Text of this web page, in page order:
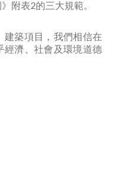
附表2的三大規範。
建築項目，我們相信在
經濟、社會及環境道德